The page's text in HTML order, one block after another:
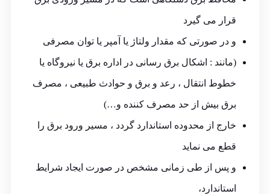
قرار می گیرد
و در صورتی که مقدار ولتاژ یا آمپر یا توان مصرفی
(مانند : اشکال برق رسانی در اداره برق یا نیروگاه یا
خطوط انتقال ، رعد و برق و حوادث طبیعی ، مصرف
برق بیش از حد مصرف کننده و…)
خارج از محدوده استاندارد گردد ، مسیر ورود برق را
قطع می نماید
و پس از طی زمانی مشخص در صورت ایجاد شرایط
استاندارد،